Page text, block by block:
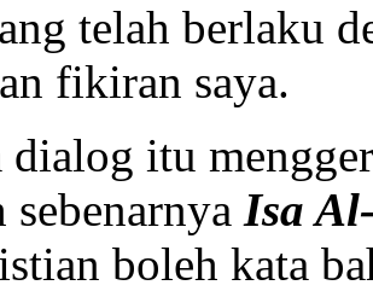
telah berlaku
fikiran saya.
dialog itu
sebenarnya Isa
boleh kata